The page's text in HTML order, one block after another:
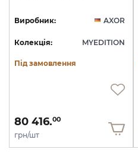
Виробник: AXOR
Колекція: MYEDITION
Під замовлення
80 416.00
грн/шт